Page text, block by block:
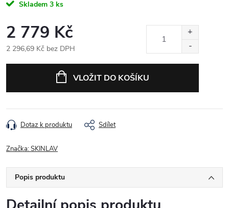
Skladem 3 ks
2 779 Kč
2 296,69 Kč bez DPH
VLOŽIT DO KOŠÍKU
Dotaz k produktu Sdílet
Značka:SKINLAV
Popis produktu